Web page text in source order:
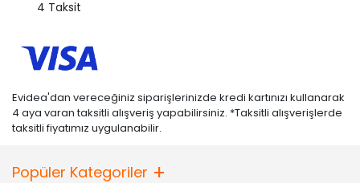
4 Taksit
Evidea'dan vereceğiniz siparişlerinizde kredi kartınızı kullanarak
4 aya varan taksitli alışveriş yapabilirsiniz. *Taksitli alışverişlerde
taksitli fiyatımız uygulanabilir.
Popüler Kategoriler